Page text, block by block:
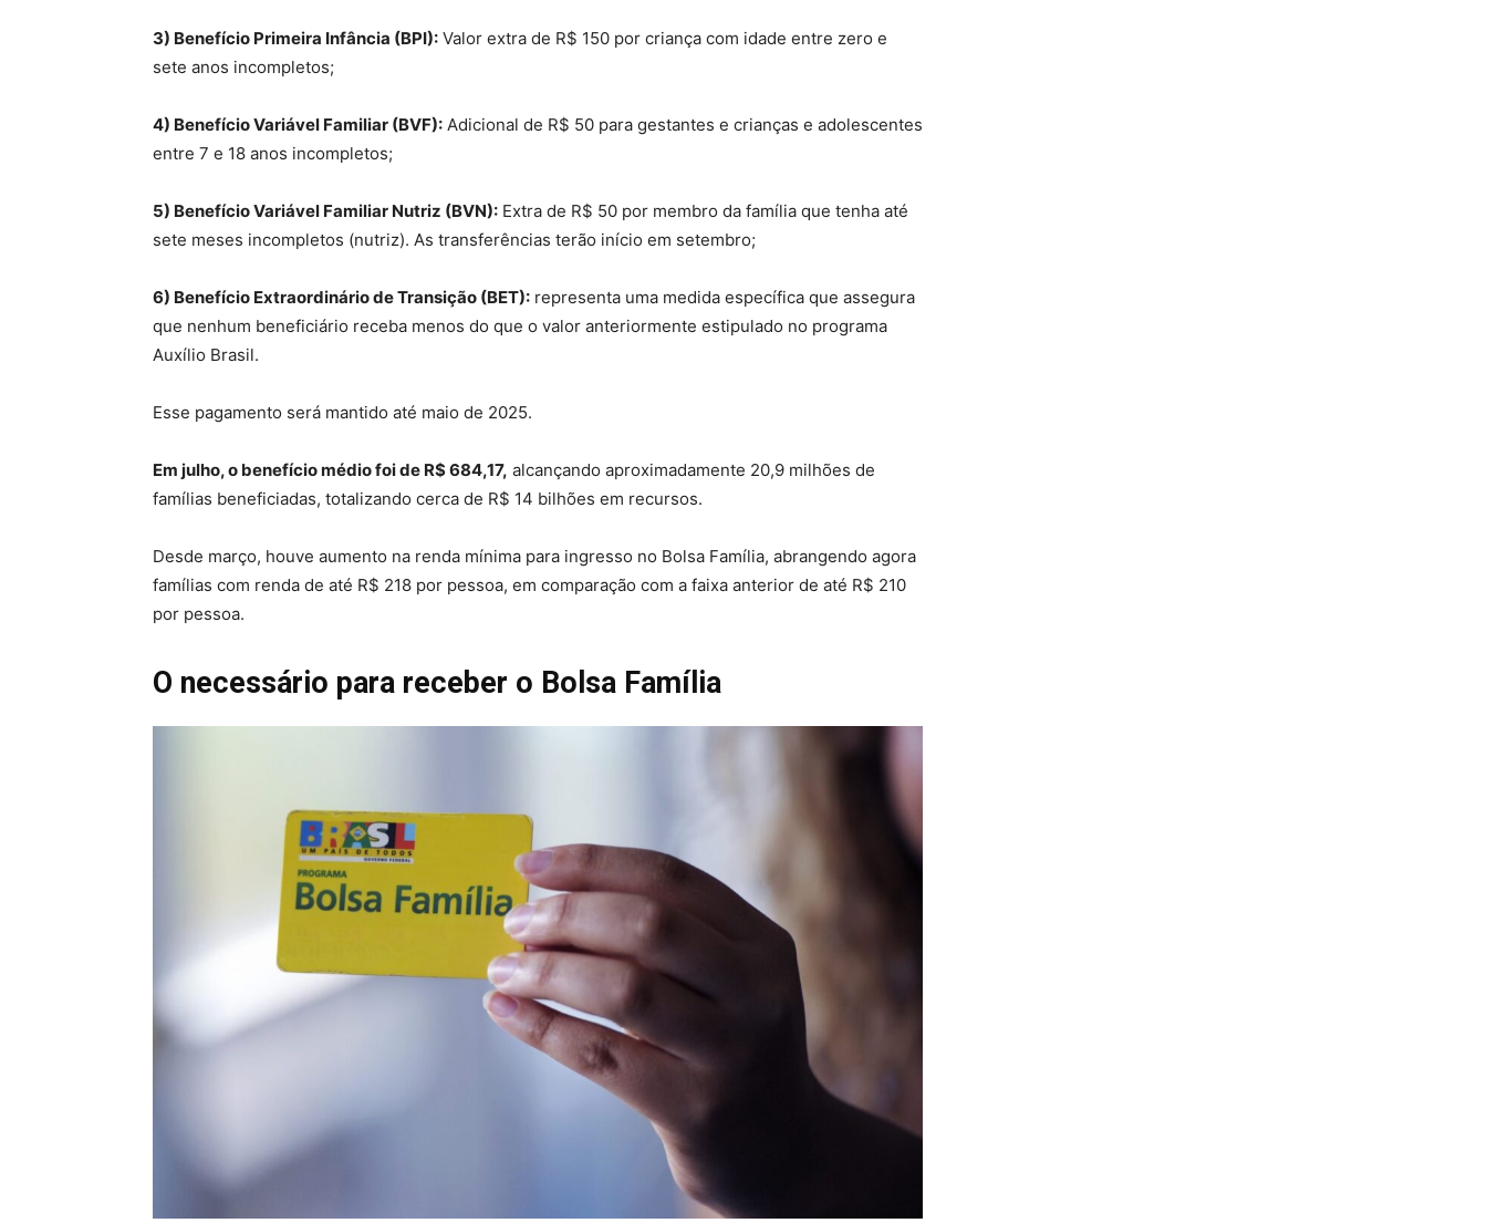
3) Benefício Primeira Infância (BPI): Valor extra de R$ 150 por criança com idade entre zero e
sete anos incompletos;
4) Benefício Variável Familiar (BVF): Adicional de R$ 50 para gestantes e crianças e adolescentes
entre 7 e 18 anos incompletos;
5) Benefício Variável Familiar Nutriz (BVN): Extra de R$ 50 por membro da família que tenha até
sete meses incompletos (nutriz). As transferências terão início em setembro;
6) Benefício Extraordinário de Transição (BET): representa uma medida específica que assegura
que nenhum beneficiário receba menos do que o valor anteriormente estipulado no programa
Auxílio Brasil.
Esse pagamento será mantido até maio de 2025.
Em julho, o benefício médio foi de R$ 684,17, alcançando aproximadamente 20,9 milhões de
famílias beneficiadas, totalizando cerca de R$ 14 bilhões em recursos.
Desde março, houve aumento na renda mínima para ingresso no Bolsa Família, abrangendo agora
famílias com renda de até R$ 218 por pessoa, em comparação com a faixa anterior de até R$ 210
por pessoa.
O necessário para receber o Bolsa Família